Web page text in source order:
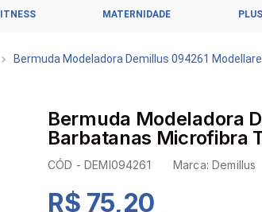
MATERNIDADE
Bermuda Modeladora Demillus 094261
Bermuda Modeladora
Barbatanas Microfibra
CÓD -DEMI094261 Marca:Demillus
R$ 75,20
1 º
calcinhas
5º
sutiã liz
6º
sutias